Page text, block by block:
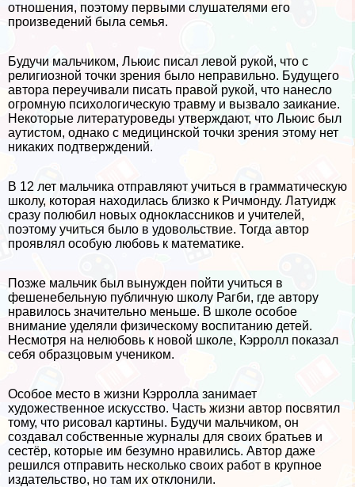
отношения, поэтому первыми слушателями его
произведений была семья.
Будучи мальчиком, Льюис писал левой рукой, что с
религиозной точки зрения было неправильно. Будущего
автора переучивали писать правой рукой, что нанесло
огромную психологическую травму и вызвало заикание.
Некоторые литературоведы утверждают, что Льюис был
аутистом, однако с медицинской точки зрения этому нет
никаких подтверждений.
В 12 лет мальчика отправляют учиться в грамматическую
школу, которая находилась близко к Ричмонду. Латуидж
сразу полюбил новых одноклассников и учителей,
поэтому учиться было в удовольствие. Тогда автор
проявлял особую любовь к математике.
Позже мальчик был вынужден пойти учиться в
фешенебельную публичную школу Рагби, где автору
нравилось значительно меньше. В школе особое
внимание уделяли физическому воспитанию детей.
Несмотря на нелюбовь к новой школе, Кэрролл показал
себя образцовым учеником.
Особое место в жизни Кэрролла занимает
художественное искусство. Часть жизни автор посвятил
тому, что рисовал картины. Будучи мальчиком, он
создавал собственные журналы для своих братьев и
сестёр, которые им безумно нравились. Автор даже
решился отправить несколько своих работ в крупное
издательство, но там их отклонили.